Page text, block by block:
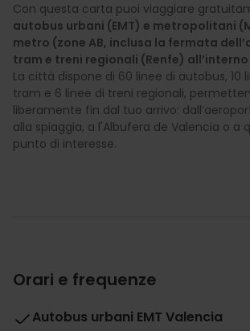
Con questa carta puoi viaggiare
autobus urbani (EMT) e metropolitani
metro (zone AB, inclusa la fermata
tram e treni regionali (Renfe) all’interno
La città dispone di 60 linee di autobus, 10
tram e 6 linee di treni regionali,
liberamente fin dal tuo arrivo:
alla spiaggia, a l'Albufera de Valencia o a
punto di interesse.
Orari e frequenze
Autobus urbani EMT Valencia